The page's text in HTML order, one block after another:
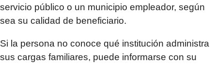
servicio público o un municipio empleador, según
sea su calidad de beneficiario.
Si la persona no conoce qué institución administra
sus cargas familiares, puede informarse con su